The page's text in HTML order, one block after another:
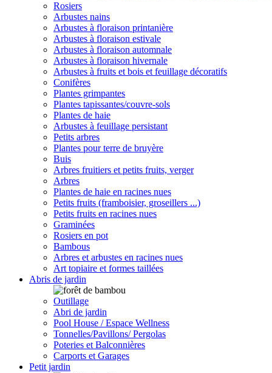
Rosiers
Arbustes nains
Arbustes à floraison printanière
Arbustes à floraison estivale
Arbustes à floraison automnale
Arbustes à floraison hivernale
Arbustes à fruits et bois et feuillage décoratifs
Conifères
Plantes grimpantes
Plantes tapissantes/couvre-sols
Plantes de haie
Arbustes à feuillage persistant
Petits arbres
Plantes pour terre de bruyère
Buis
Arbres fruitiers et petits fruits, verger
Arbres
Plantes de haie en racines nues
Petits fruits (framboisier, groseillers ...)
Petits fruits en racines nues
Graminées
Rosiers en pot
Bambous
Arbres et arbustes en racines nues
Art topiaire et formes taillées
Abris de jardin
Outillage
Abri de jardin
Pool House / Espace Wellness
Tonnelles/Pavillons/ Pergolas
Poteries et Balconnières
Carports et Garages
Petit jardin